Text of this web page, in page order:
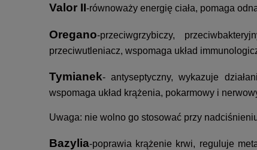
Valor II-równoważy energię ciała, pomaga
Oregano-przeciwgrzybiczy,
przeciwutleniacz, wspomaga układ
Tymianek- antyseptyczny, wykazuje
wspomaga układ krążenia, pokarmowy i
Uwaga: nie wolno go stosować przy
Bazylia-poprawia krążenie krwi, reguluje